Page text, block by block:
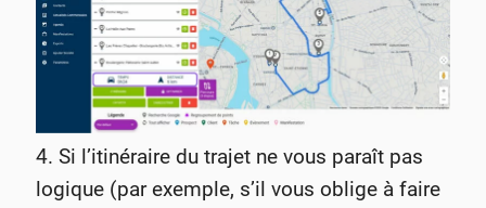
4. Si l’itinéraire du trajet ne vous paraît pas
logique (par exemple, s’il vous oblige à faire